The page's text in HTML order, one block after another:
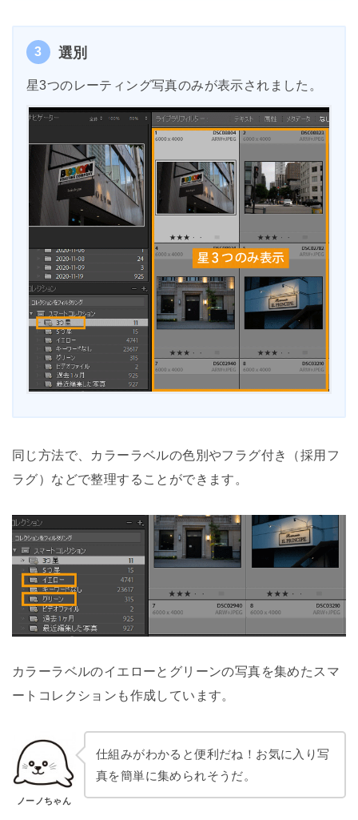
3 選別
星3つのレーティング写真のみが表示されました。
同じ方法で、カラーラベルの色別やフラグ付き（採用フ
ラグ）などで整理することができます。
カラーラベルのイエローとグリーンの写真を集めたスマ
ートコレクションも作成しています。
ノーノちゃん
仕組みがわかると便利だね！お気に入り写
真を簡単に集められそうだ。